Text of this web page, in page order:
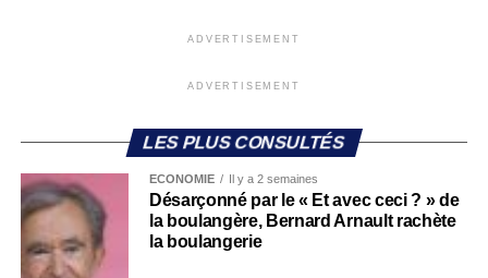
ADVERTISEMENT
ADVERTISEMENT
LES PLUS CONSULTÉS
ECONOMIE Il y a 2 semaines
Désarçonné par le « Et avec ceci ? » de
la boulangère, Bernard Arnault rachète
la boulangerie